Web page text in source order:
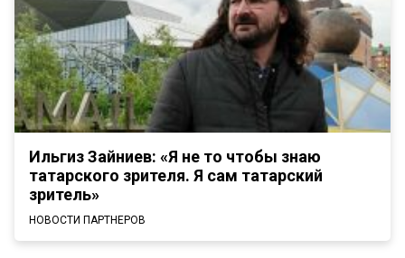
Ильгиз Зайниев: «Я не то чтобы знаю
татарского зрителя. Я сам татарский
зритель»
НОВОСТИ ПАРТНЕРОВ